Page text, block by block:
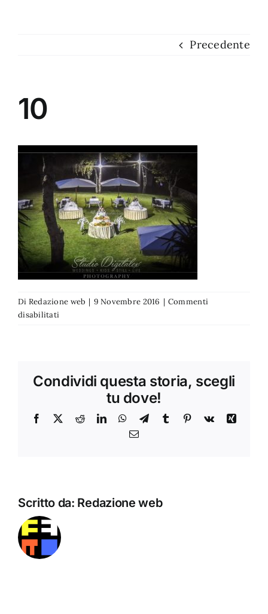
Precedente
10
Di Redazione web | 9 Novembre 2016 | Commenti
disabilitati
Condividi questa storia, scegli
tu dove!
Facebook RedditLinkedInWhatsApp
TelegramTumblr Pinterest
Vk
Xing
Email
Scritto da: Redazione web